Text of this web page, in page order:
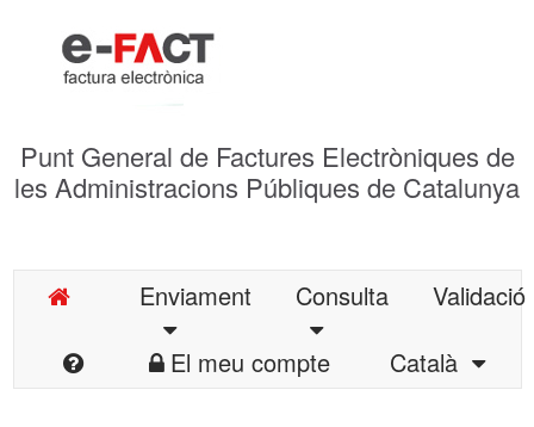
Punt General de Factures Electròniques de
les Administracions Públiques de Catalunya
Enviament Consulta
Validació
El meu compte
Català